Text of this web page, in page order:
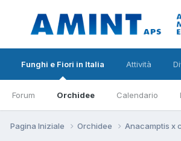
Funghi e Fiori in Italia
Forum Orchidee Calendario
Attività
Pagina Iniziale Orchidee Anacamptis x